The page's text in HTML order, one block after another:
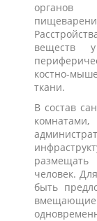
органов
веществ
костно-
ткани.
В состав
человек.
быть
вмещающие